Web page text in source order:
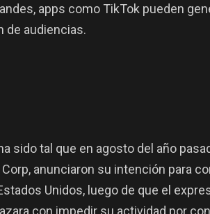
apps como TikTok pueden
de audiencias.
sido tal que en agosto del año
anunciaron su intención para
Unidos, luego de que el
con impedir su actividad por